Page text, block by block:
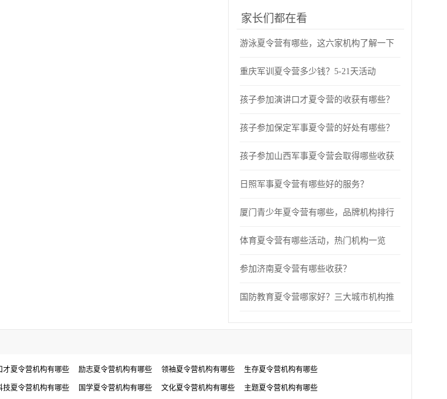
家长们都在看
游泳夏令营有哪些，这六家机构了解一下
重庆军训夏令营多少钱？5-21天活动
孩子参加演讲口才夏令营的收获有哪些？
孩子参加保定军事夏令营的好处有哪些？
孩子参加山西军事夏令营会取得哪些收获
日照军事夏令营有哪些好的服务？
厦门青少年夏令营有哪些，品牌机构排行
体育夏令营有哪些活动，热门机构一览
参加济南夏令营有哪些收获？
国防教育夏令营哪家好？三大城市机构推
才夏令营机构有哪些 励志夏令营机构有哪些 领袖夏令营机构有哪些 生存夏令营机构有哪些
技夏令营机构有哪些 国学夏令营机构有哪些 文化夏令营机构有哪些 主题夏令营机构有哪些